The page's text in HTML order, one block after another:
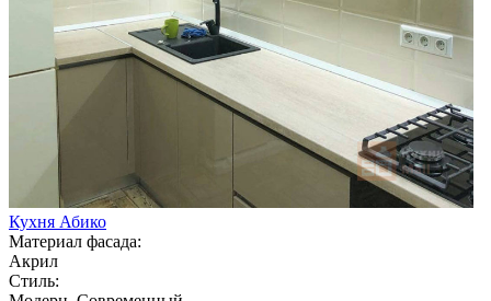
Кухня Абико
Материал фасада:
Акрил
Стиль: